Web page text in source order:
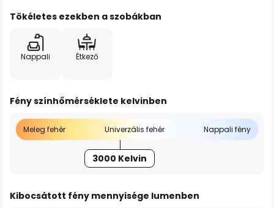
Tökéletes ezekben a szobákban
Nappali Étkező
Fény színhőmérséklete kelvinben
Meleg fehér Univerzális fehér Nappali fény
3000 Kelvin
Kibocsátott fény mennyisége lumenben